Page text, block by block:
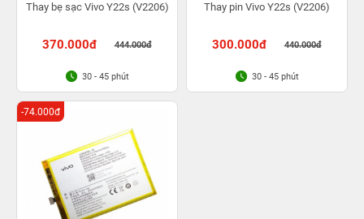
Thay bẹ sạc Vivo Y22s (V2206)
370.000đ 444.000đ
30 - 45 phút
Thay pin Vivo Y22s (V2206)
300.000đ 440.000đ
30 - 45 phút
-74.000đ